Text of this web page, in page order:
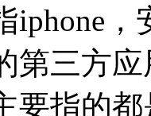
iphone
第三方
要指的都